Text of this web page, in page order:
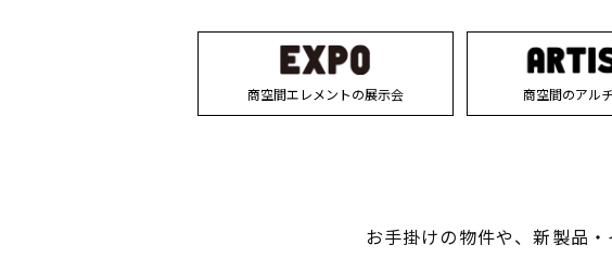
商空間エレメントの展示会 商空間のアル
お手掛けの物件や、新製品